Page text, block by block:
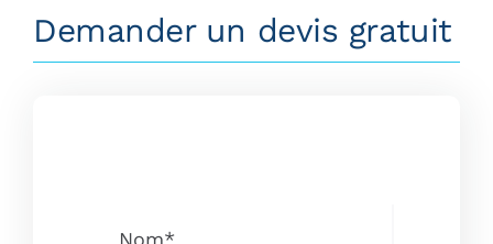
Demander un devis gratuit